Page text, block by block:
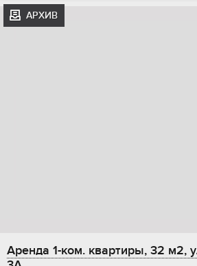
АРХИВ
Аренда 1-ком. квартиры, 32 м2,